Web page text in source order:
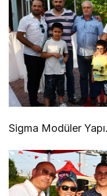
Sigma Modüler